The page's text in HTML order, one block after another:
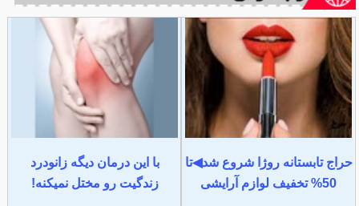
حراج تابستانه روژا شروع شد◀تا
50% تخفیف لوازم آرایشی
با این درمان دیگه زانودرد
زندگیت رو مختل نمیکنه!